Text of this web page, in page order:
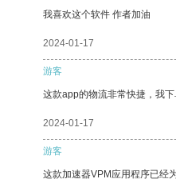
我喜欢这个软件 作者加油
2024-01-17
游客
这款app的物流非常快捷，我下
2024-01-17
游客
这款加速器VPM应用程序已经